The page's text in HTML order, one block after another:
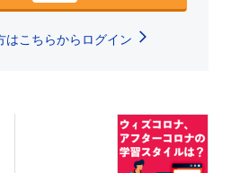
はこちらからログイン